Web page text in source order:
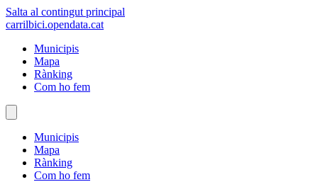
Salta al contingut principal
carrilbici.opendata.cat
Municipis
Mapa
Rànking
Com ho fem
Municipis
Mapa
Rànking
Com ho fem